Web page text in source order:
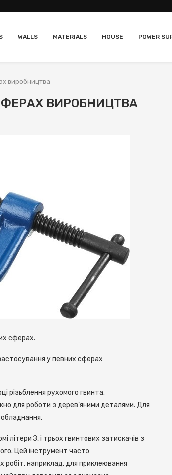
WALLS MATERIALS HOUSE POWER
виробництва
ВИРОБНИЦТВА
сферах.
у певних сферах
різьблення рухомого гвинта.
для роботи з дерев’яними деталями. Для
літери З, і трьох гвинтових затискачів з
Цей інструмент часто
робіт, наприклад, для приклеювання